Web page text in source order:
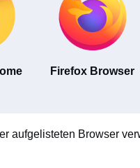
Firefox Browser
aufgelisteten Browser